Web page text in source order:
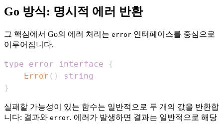
Go 방식: 명시적 에러 반환
그 핵심에서 Go의 에러 처리는 error 인터페이스를 중심으로
이루어집니다.
type error interface
{
Error ( )
string
}
실패할 가능성이 있는 함수는 일반적으로 두 개의 값을 반환합
니다: 결과와 error. 에러가 발생하면 결과는 일반적으로 해당